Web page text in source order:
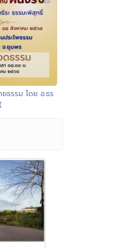
ยธรรม โดย อ.ธร